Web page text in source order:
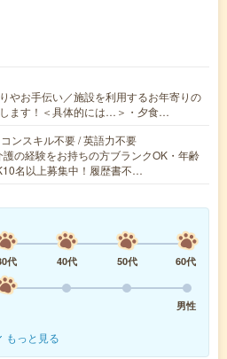
やお手伝い／施設を利用するお年寄りの
ます！＜具体的には…＞・夕食…
ンスキル不要 / 英語力不要
護の経験をお持ちの方ブランクOK・年齢
名以上募集中！履歴書不…
代 40代 50代
60代
男性
もっと見る